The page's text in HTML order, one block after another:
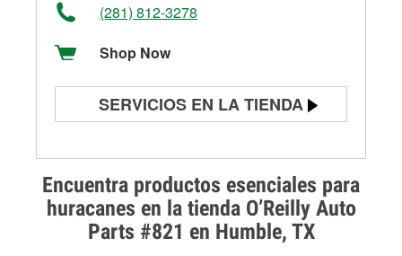
Encuentra productos esenciales para
huracanes en la tienda O’Reilly Auto
Parts #821 en Humble, TX
(281) 812-3278
Shop Now
SERVICIOS EN LA TIENDA
Prueba de alternadores y
arrancadores
Revisión de la luz "Check Engine"